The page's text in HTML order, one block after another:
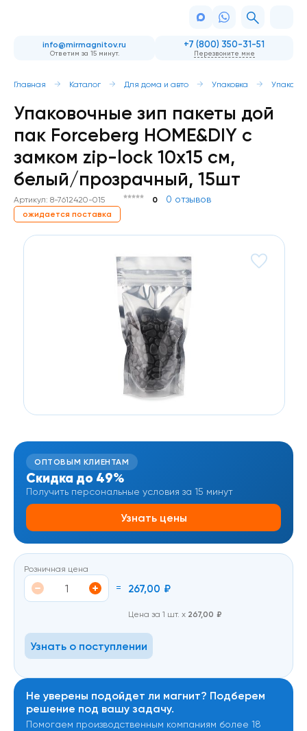
info@mirmagnitov.ru
Ответим за 15 минут.
+7 (800) 350-31-51
Перезвоните мне
Главная Каталог Для дома и авто Упаковка
Упаковочные зип пакеты дой
пак Forceberg HOME&DIY с
замком zip-lock 10х15 см,
белый/прозрачный, 15шт
Артикул: 8-7612420-015 0 0 отзывов
ожидается поставка
ОПТОВЫМ КЛИЕНТАМ
Скидка до 49%
Получить персональные условия за 15 минут
Узнать цены
Розничная цена
= 267,00 ₽
Цена за 1 шт. х 267,00 ₽
Узнать о поступлении
Не уверены подойдет ли магнит? Подберем
решение под вашу задачу.
Помогаем производственным компаниям более 18